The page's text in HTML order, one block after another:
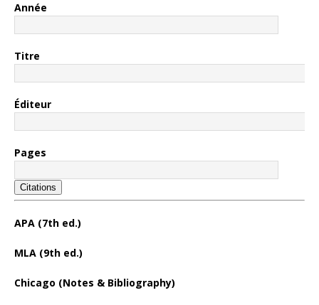
Année
Titre
Éditeur
Pages
Citations
APA (7th ed.)
MLA (9th ed.)
Chicago (Notes & Bibliography)